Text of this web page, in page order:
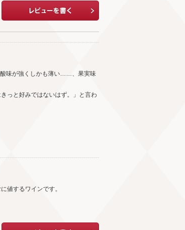
味が強くしかも薄い……、果実味
っと好みではないはず。」と言わ
値するワインです。